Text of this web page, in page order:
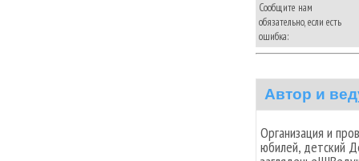
Сообщите нам
обязательно, если есть
ошибка:
Автор и
Организация и
юбилей, детский